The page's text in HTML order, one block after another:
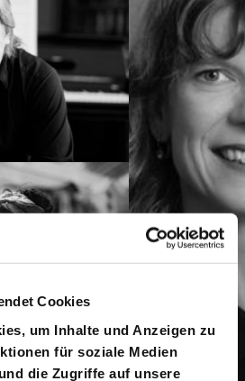
Cookies
um Inhalte und Anzeigen zu
für soziale Medien
die Zugriffe auf unsere